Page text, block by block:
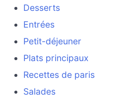
Desserts
Entrées
Petit-déjeuner
Plats principaux
Recettes de paris
Salades